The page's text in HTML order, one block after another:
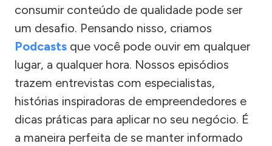
consumir conteúdo de qualidade pode ser
um desafio. Pensando nisso, criamos
Podcasts que você pode ouvir em qualquer
lugar, a qualquer hora. Nossos episódios
trazem entrevistas com especialistas,
histórias inspiradoras de empreendedores e
dicas práticas para aplicar no seu negócio. É
a maneira perfeita de se manter informado